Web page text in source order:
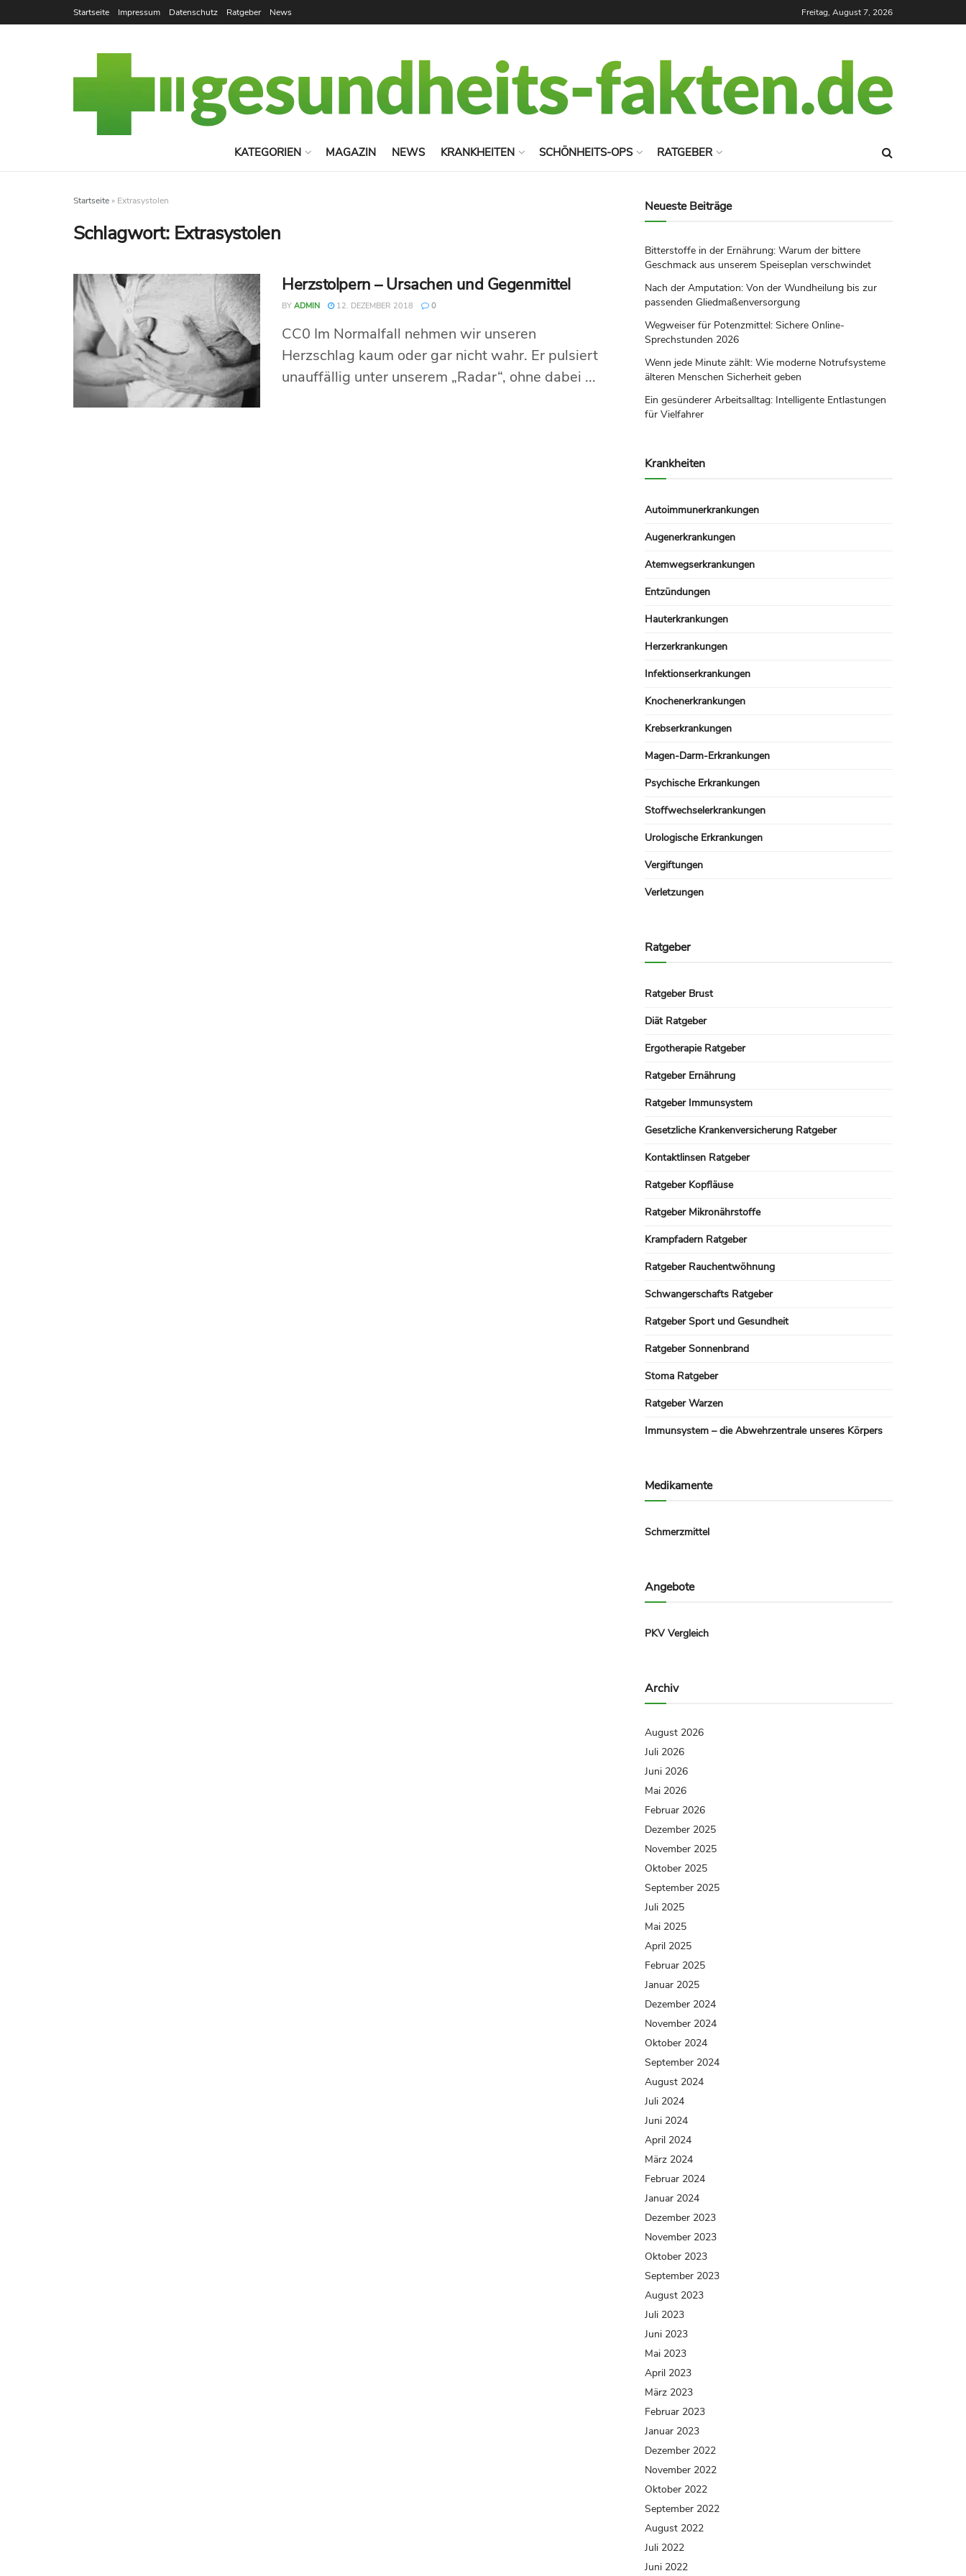
Startseite Impressum Datenschutz Ratgeber News Freitag, August 7, 2026
KATEGORIEN MAGAZIN NEWS KRANKHEITEN SCHÖNHEITS-OPS RATGEBER
Startseite » Extrasystolen
Schlagwort: Extrasystolen
Herzstolpern – Ursachen und Gegenmittel
BY ADMIN 12. DEZEMBER 2018 0
CC0 Im Normalfall nehmen wir unseren
Herzschlag kaum oder gar nicht wahr. Er pulsiert
unauffällig unter unserem „Radar“, ohne dabei ...
Neueste Beiträge
Bitterstoffe in der Ernährung: Warum der bittere
Geschmack aus unserem Speiseplan verschwindet
Nach der Amputation: Von der Wundheilung bis zur
passenden Gliedmaßenversorgung
Wegweiser für Potenzmittel: Sichere Online-
Sprechstunden 2026
Wenn jede Minute zählt: Wie moderne Notrufsysteme
älteren Menschen Sicherheit geben
Ein gesünderer Arbeitsalltag: Intelligente Entlastungen
für Vielfahrer
Krankheiten
Autoimmunerkrankungen
Augenerkrankungen
Atemwegserkrankungen
Entzündungen
Hauterkrankungen
Herzerkrankungen
Infektionserkrankungen
Knochenerkrankungen
Krebserkrankungen
Magen-Darm-Erkrankungen
Psychische Erkrankungen
Stoffwechselerkrankungen
Urologische Erkrankungen
Vergiftungen
Verletzungen
Ratgeber
Ratgeber Brust
Diät Ratgeber
Ergotherapie Ratgeber
Ratgeber Ernährung
Ratgeber Immunsystem
Gesetzliche Krankenversicherung Ratgeber
Kontaktlinsen Ratgeber
Ratgeber Kopfläuse
Ratgeber Mikronährstoffe
Krampfadern Ratgeber
Ratgeber Rauchentwöhnung
Schwangerschafts Ratgeber
Ratgeber Sport und Gesundheit
Ratgeber Sonnenbrand
Stoma Ratgeber
Ratgeber Warzen
Immunsystem – die Abwehrzentrale unseres Körpers
Medikamente
Schmerzmittel
Angebote
PKV Vergleich
Archiv
August 2026
Juli 2026
Juni 2026
Mai 2026
Februar 2026
Dezember 2025
November 2025
Oktober 2025
September 2025
Juli 2025
Mai 2025
April 2025
Februar 2025
Januar 2025
Dezember 2024
November 2024
Oktober 2024
September 2024
August 2024
Juli 2024
Juni 2024
April 2024
März 2024
Februar 2024
Januar 2024
Dezember 2023
November 2023
Oktober 2023
September 2023
August 2023
Juli 2023
Juni 2023
Mai 2023
April 2023
März 2023
Februar 2023
Januar 2023
Dezember 2022
November 2022
Oktober 2022
September 2022
August 2022
Juli 2022
Juni 2022